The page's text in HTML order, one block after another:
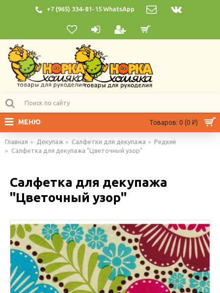
+7 (965) 334-81-15 WhatsApp
Товаров: 0 (0 ₽)
МЕНЮ
Главная Декупаж Салфетки для декупажа
Редкие
Салфетка для декупажа "Цветочный узор"
Салфетка для декупажа
"Цветочный узор"